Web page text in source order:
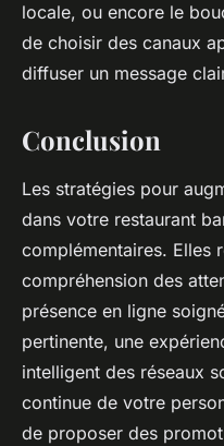
locale, ou encore le
de choisir des canaux
diffuser un message
Conclusion
Les stratégies pour
dans votre restaurant
complémentaires. Elles
compréhension des
présence en ligne
pertinente, une
intelligent des réseaux
continue de votre
de proposer des